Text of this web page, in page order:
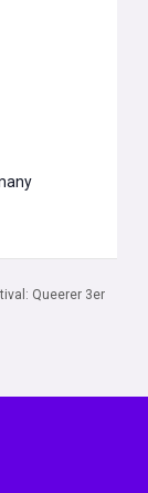
Queerer 3er